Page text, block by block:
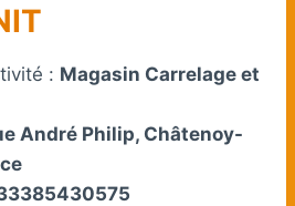
: Magasin Carrelage et
André Philip, Châtenoy-